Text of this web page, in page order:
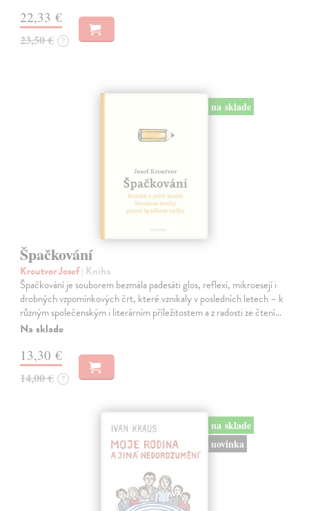
22,33 €
23,50 € ?
na sklade
Špačkování
Kroutvor Josef| Kniha
Špačkování je souborem bezmála padesáti glos, reflexí, mikroesejí i
drobných vzpomínkových črt, které vznikaly v posledních letech – k
různým společenským i literárním příležitostem a z radosti ze čtení…
Na sklade
13,30 €
14,00 € ?
na sklade
novinka